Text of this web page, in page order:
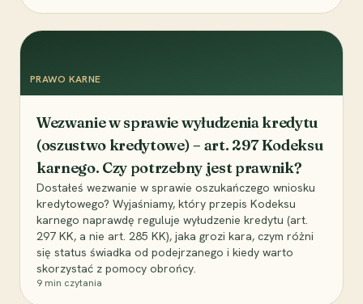
PRAWO KARNE
Wezwanie w sprawie wyłudzenia kredytu
(oszustwo kredytowe) – art. 297 Kodeksu
karnego. Czy potrzebny jest prawnik?
Dostałeś wezwanie w sprawie oszukańczego wniosku
kredytowego? Wyjaśniamy, który przepis Kodeksu
karnego naprawdę reguluje wyłudzenie kredytu (art.
297 KK, a nie art. 285 KK), jaka grozi kara, czym różni
się status świadka od podejrzanego i kiedy warto
skorzystać z pomocy obrońcy.
9 min czytania